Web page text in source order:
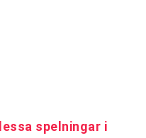
spelningar i